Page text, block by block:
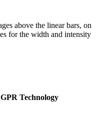
above the linear bars, on
for the width and intensity
Technology